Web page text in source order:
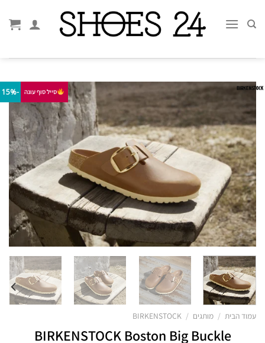
סייל סוף עונה -15%
עמוד הבית / מותגים /
BIRKENSTOCK
BIRKENSTOCK Boston Big Buckle